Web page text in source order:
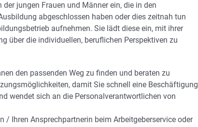
jungen Frauen und Männer ein, die in den
abgeschlossen haben oder dies zeitnah tun
aufnehmen. Sie lädt diese ein, mit ihrer
über die individuellen, beruflichen Perspektiven zu
den passenden Weg zu finden und beraten zu
damit Sie schnell eine Beschäftigung
wendet sich an die Personalverantwortlichen von
/ Ihren Ansprechpartnerin beim Arbeitgeberservice oder